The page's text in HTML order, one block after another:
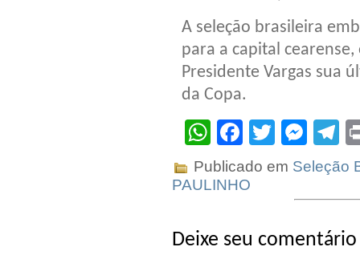
A seleção brasileira
para a capital
Presidente Vargas sua
da Copa.
WhatsApp
Facebook
Twitter
Publicado em Seleção
PAULINHO
Deixe seu comentário